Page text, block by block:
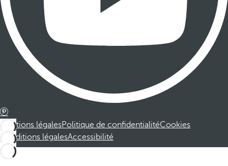
Mentions légalesPolitique de confidentialitéCookies
Conditions légalesAccessibilité